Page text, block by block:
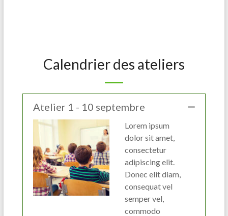
Calendrier des ateliers
Atelier 1 - 10 septembre
Lorem ipsum
dolor sit amet,
consectetur
adipiscing elit.
Donec elit diam,
consequat vel
semper vel,
commodo